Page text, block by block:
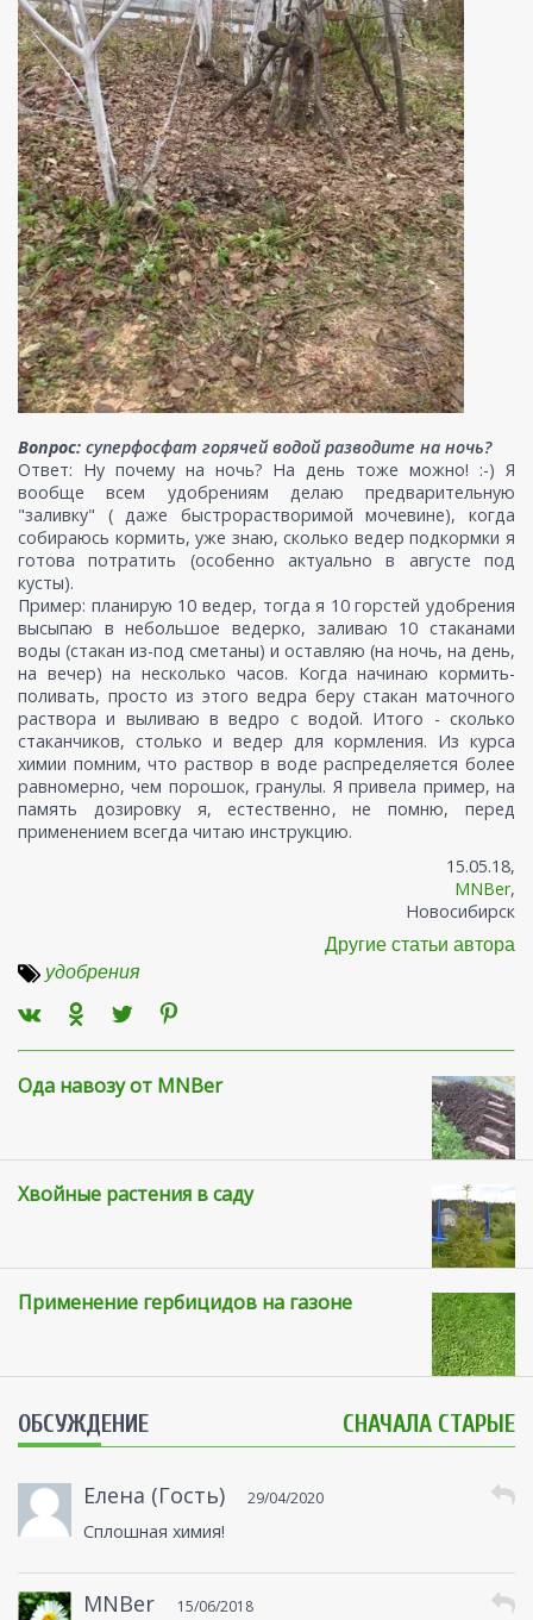
Вопрос: суперфосфат горячей водой разводите на ночь?
Ответ: Ну почему на ночь? На день тоже можно! :-) Я
вообще всем удобрениям делаю предварительную
"заливку" ( даже быстрорастворимой мочевине), когда
собираюсь кормить, уже знаю, сколько ведер подкормки я
готова потратить (особенно актуально в августе под
кусты).
Пример: планирую 10 ведер, тогда я 10 горстей удобрения
высыпаю в небольшое ведерко, заливаю 10 стаканами
воды (стакан из-под сметаны) и оставляю (на ночь, на день,
на вечер) на несколько часов. Когда начинаю кормить-
поливать, просто из этого ведра беру стакан маточного
раствора и выливаю в ведро с водой. Итого - сколько
стаканчиков, столько и ведер для кормления. Из курса
химии помним, что раствор в воде распределяется более
равномерно, чем порошок, гранулы. Я привела пример, на
память дозировку я, естественно, не помню, перед
применением всегда читаю инструкцию.
15.05.18,
MNBer,
Новосибирск
Другие статьи автора
удобрения
Ода навозу от MNBer
Хвойные растения в саду
Применение гербицидов на газоне
ОБСУЖДЕНИЕ СНАЧАЛА СТАРЫЕ
Елена (Гость) 29/04/2020
Сплошная химия!
MNBer 15/06/2018